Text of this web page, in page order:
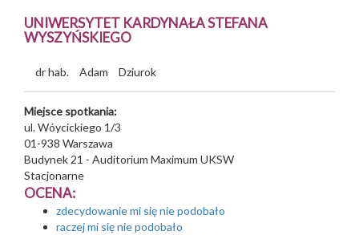
UNIWERSYTET KARDYNAŁA STEFANA
WYSZYŃSKIEGO
dr hab. Adam Dziurok
Miejsce spotkania:
ul. Wóycickiego 1/3
01-938 Warszawa
Budynek 21 - Auditorium Maximum UKSW
Stacjonarne
OCENA:
zdecydowanie mi się nie podobało
raczej mi się nie podobało